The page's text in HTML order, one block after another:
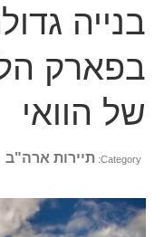
דרישות ESTA
FAQ
עֶזרָה
חדשות
איש קשר
בנייה
בפארק
של הוואי
Category: תיירות ארה"ב